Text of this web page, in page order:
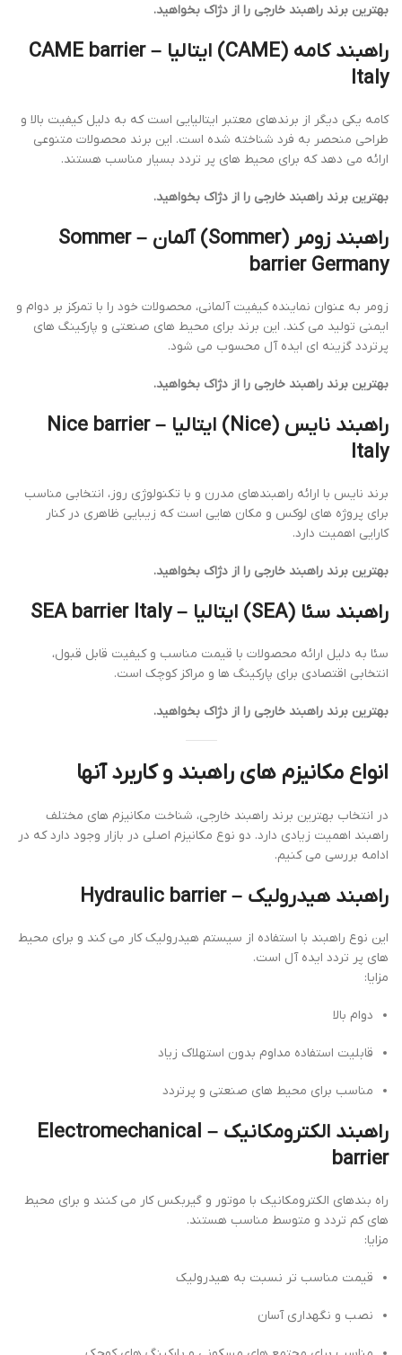
بهترین برند راهبند خارجی را از دژاک بخواهید.
راهبند کامه (CAME) ایتالیا –
CAME barrier
Italy
کامه یکی دیگر از برندهای معتبر ایتالیایی است که به دلیل کیفیت بالا و
طراحی منحصر به فرد شناخته شده است. این برند محصولات متنوعی
ارائه می دهد که برای محیط های پر تردد بسیار مناسب هستند.
بهترین برند راهبند خارجی را از دژاک بخواهید.
راهبند زومر (Sommer) آلمان –
Sommer
barrier Germany
زومر به عنوان نماینده کیفیت آلمانی، محصولات خود را با تمرکز بر دوام و
ایمنی تولید می کند. این برند برای محیط های صنعتی و پارکینگ های
پرتردد گزینه ای ایده آل محسوب می شود.
بهترین برند راهبند خارجی را از دژاک بخواهید.
راهبند نایس (Nice) ایتالیا –
Nice barrier
Italy
برند نایس با ارائه راهبندهای مدرن و با تکنولوژی روز، انتخابی مناسب
برای پروژه های لوکس و مکان هایی است که زیبایی ظاهری در کنار
کارایی اهمیت دارد.
بهترین برند راهبند خارجی را از دژاک بخواهید.
راهبند سئا (SEA) ایتالیا – SEA barrier Italy
سئا به دلیل ارائه محصولات با قیمت مناسب و کیفیت قابل قبول،
انتخابی اقتصادی برای پارکینگ ها و مراکز کوچک است.
بهترین برند راهبند خارجی را از دژاک بخواهید.
انواع مکانیزم های راهبند و کاربرد آنها
در انتخاب بهترین برند راهبند خارجی، شناخت مکانیزم های مختلف
راهبند اهمیت زیادی دارد. دو نوع مکانیزم اصلی در بازار وجود دارد که در
ادامه بررسی می کنیم.
راهبند هیدرولیک –Hydraulic barrier
این نوع راهبند با استفاده از سیستم هیدرولیک کار می کند و برای محیط
های پر تردد ایده آل است.
مزایا:
دوام بالا
قابلیت استفاده مداوم بدون استهلاک زیاد
مناسب برای محیط های صنعتی و پرتردد
راهبند الکترومکانیک – Electromechanical
barrier
راه بندهای الکترومکانیک با موتور و گیربکس کار می کنند و برای محیط
های کم تردد و متوسط مناسب هستند.
مزایا:
قیمت مناسب تر نسبت به هیدرولیک
نصب و نگهداری آسان